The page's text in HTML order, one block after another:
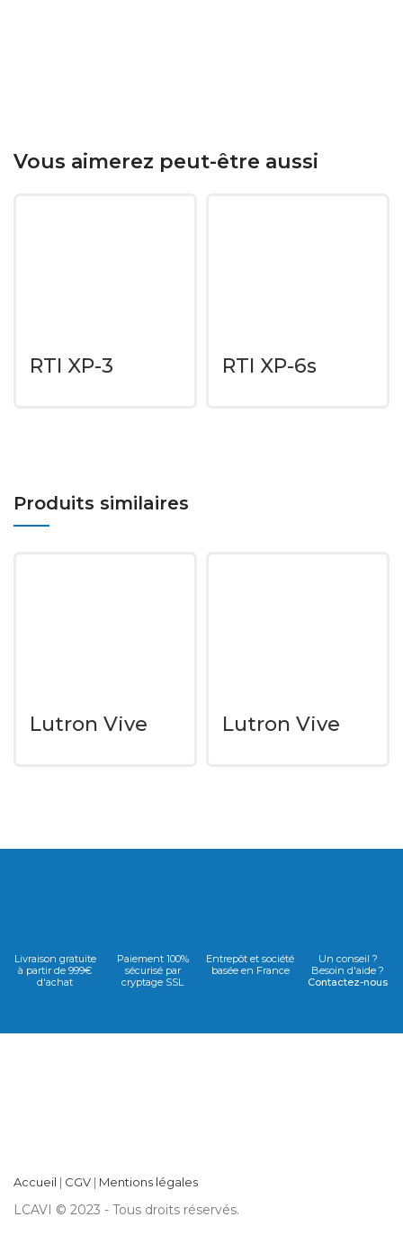
Vous aimerez peut-être aussi
RTI XP-3 RTI XP-6s
Produits similaires
Lutron Vive Lutron Vive
Livraison gratuite
à partir de 999€
d'achat
Paiement 100%
sécurisé par
cryptage SSL
Entrepôt et société
basée en France
Un conseil ?
Besoin d'aide ?
Contactez-nous
Accueil | CGV | Mentions légales
LCAVI © 2023 - Tous droits réservés.